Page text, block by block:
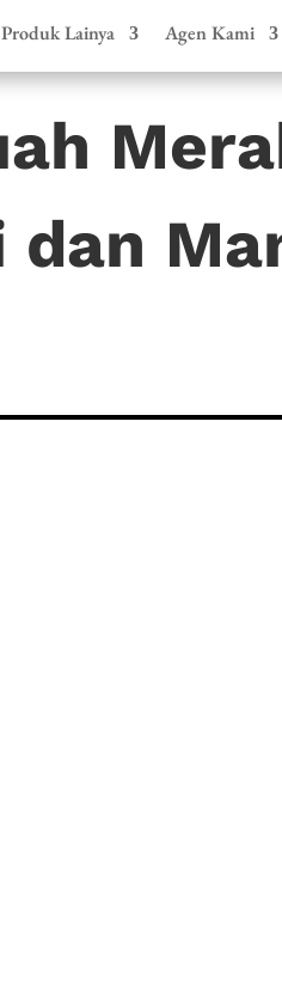
Produk Lainya Agen Kami
dan